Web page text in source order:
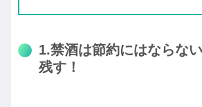
1.禁酒は節約にはならな
残す！